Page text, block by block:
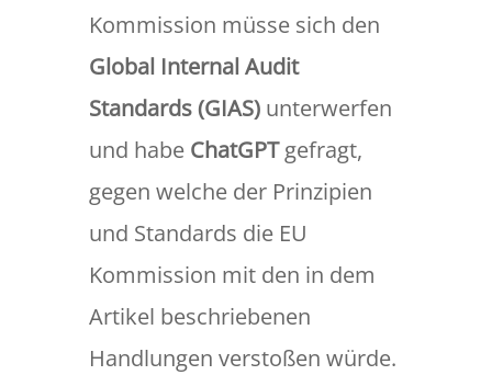
Kommission müsse sich den
Global Internal Audit
Standards (GIAS)unterwerfen
und habe ChatGPTgefragt,
gegen welche der Prinzipien
und Standards die EU
Kommission mit den in dem
Artikel beschriebenen
Handlungen verstoßen würde.